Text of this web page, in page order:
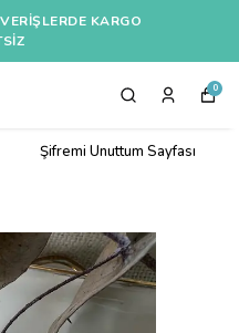
KARGO
0
Şifremi Unuttum Sayfası